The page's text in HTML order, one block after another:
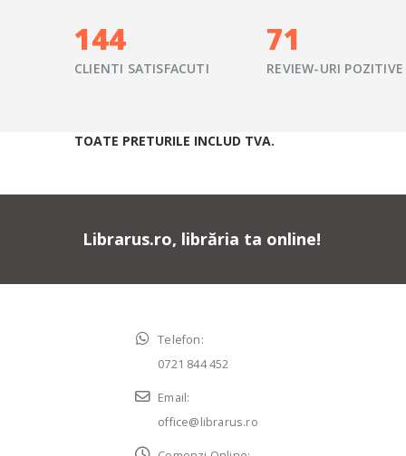
176
CLIENTI SATISFACUTI
87
REVIEW-URI POZITIVE
TOATE PRETURILE INCLUD TVA.
Librarus.ro, librăria ta online!
Telefon:
0721 844 452
Email:
office@librarus.ro